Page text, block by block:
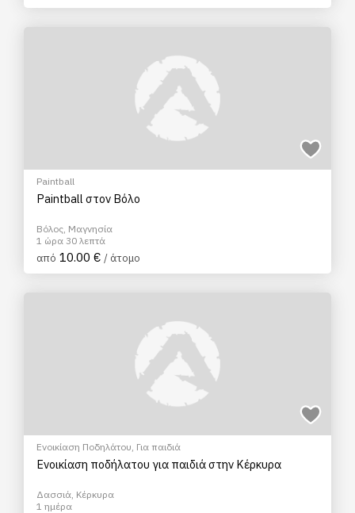
Paintball
Paintball στον Βόλο
Βόλος, Μαγνησία
1 ώρα 30 λεπτά
από 10.00 € / άτομο
Ενοικίαση Ποδηλάτου, Για παιδιά
Ενοικίαση ποδήλατου για παιδιά στην Κέρκυρα
Δασσιά, Κέρκυρα
1 ημέρα